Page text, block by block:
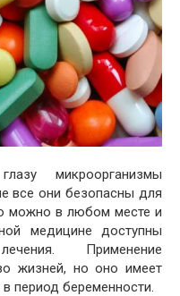
микроорганизмы
все они безопасны для
можно в любом месте и
медицине доступны
Применение
жизней, но оно имеет
период беременности.